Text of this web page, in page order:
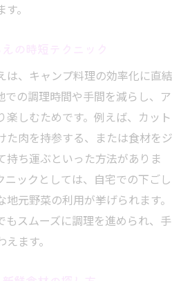
。
は、キャンプ料理の効率化に直結
での調理時間や手間を減らし、ア
楽しむためです。例えば、カット
た肉を持参する、または食材をジ
持ち運ぶといった方法がありま
ニックとしては、自宅での下ごし
元野菜の利用が挙げられます。
もスムーズに調理を進められ、手
ます。